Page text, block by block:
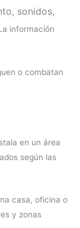
sonidos,
información
o combatan
en un área
según las
casa, oficina o
y zonas